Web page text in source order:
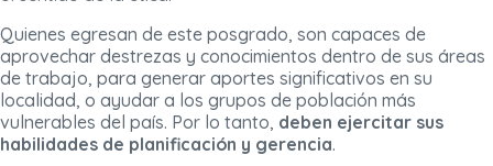
Quienes egresan de este posgrado, son capaces de
aprovechar destrezas y conocimientos dentro de sus áreas
de trabajo, para generar aportes significativos en su
localidad, o ayudar a los grupos de población más
vulnerables del país. Por lo tanto, deben ejercitar sus
habilidades de planificación y gerencia.